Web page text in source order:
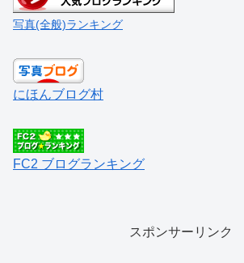
写真(全般)ランキング
にほんブログ村
FC2 ブログランキング
スポンサーリンク